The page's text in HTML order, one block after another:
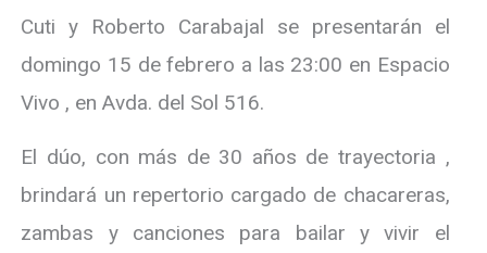
Cuti y Roberto Carabajal se presentarán el
domingo 15 de febrero a las 23:00 en Espacio
Vivo , en Avda. del Sol 516.
El dúo, con más de 30 años de trayectoria ,
brindará un repertorio cargado de chacareras,
zambas y canciones para bailar y vivir el